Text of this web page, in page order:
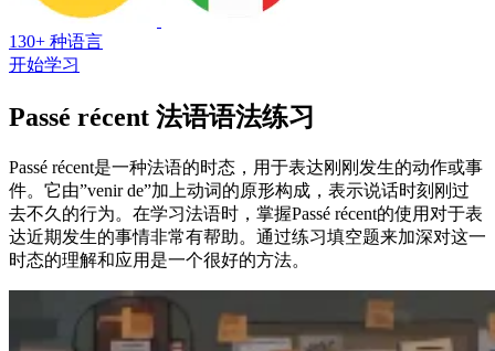
130+ 种语言
开始学习
Passé récent 法语语法练习
Passé récent是一种法语的时态，用于表达刚刚发生的动作或事
件。它由”venir de”加上动词的原形构成，表示说话时刻刚过
去不久的行为。在学习法语时，掌握Passé récent的使用对于表
达近期发生的事情非常有帮助。通过练习填空题来加深对这一
时态的理解和应用是一个很好的方法。